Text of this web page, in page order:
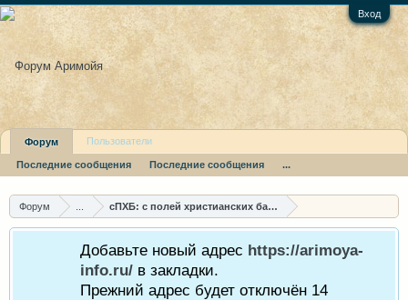
Вход
Форум сПХБ: с полей христианских баталий
Добавьте новый адрес https://arimoya-
info.ru/ в закладки.
Прежний адрес будет отключён 14
Форум
Последние сообщения Последние сообщения ...
Пользователи